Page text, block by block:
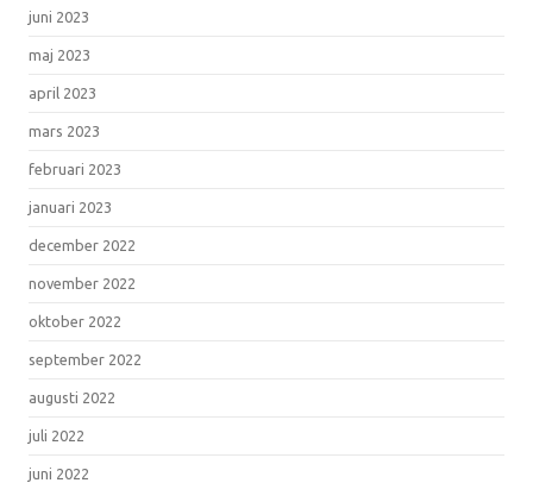
juni 2023
maj 2023
april 2023
mars 2023
februari 2023
januari 2023
december 2022
november 2022
oktober 2022
september 2022
augusti 2022
juli 2022
juni 2022